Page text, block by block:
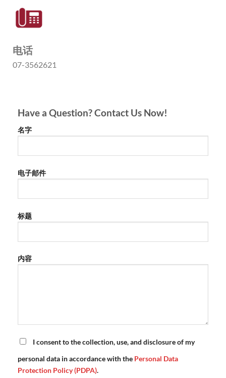
电话
07-3562621
Have a Question? Contact Us Now!
名字
电子邮件
标题
内容
I consent to the collection, use, and disclosure of my
personal data in accordance with the Personal Data
Protection Policy (PDPA).